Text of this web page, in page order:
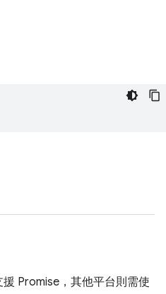
Promise，其他平台則需使